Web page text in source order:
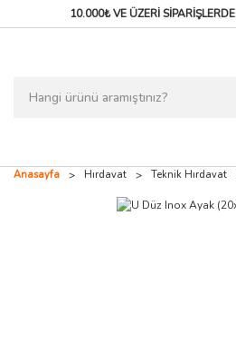
10.000₺ VE ÜZERİ SİPARİŞLERDE
Anasayfa Hırdavat Teknik Hırdavat